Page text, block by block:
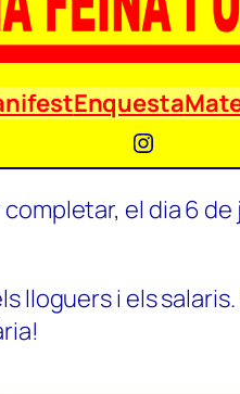
Enquesta
Instagram
el dia 6 de
lloguers i els